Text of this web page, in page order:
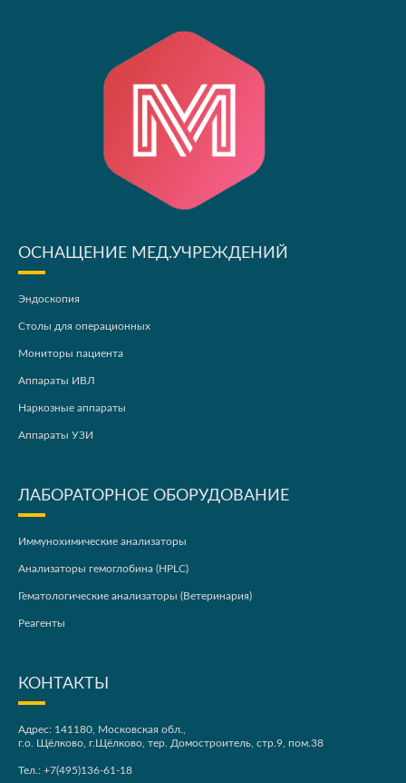
ОСНАЩЕНИЕ МЕД.УЧРЕЖДЕНИЙ
Эндоскопия
Столы для операционных
Мониторы пациента
Аппараты ИВЛ
Наркозные аппараты
Аппараты УЗИ
ЛАБОРАТОРНОЕ ОБОРУДОВАНИЕ
Иммунохимические анализаторы
Анализаторы гемоглобина (HPLC)
Гематологические анализаторы (Ветеринария)
Реагенты
КОНТАКТЫ
Адрес: 141180, Московская обл.,
г.о. Щёлково, г.Щёлково, тер. Домостроитель, стр.9, пом.38
Тел.: +7(495)136-61-18